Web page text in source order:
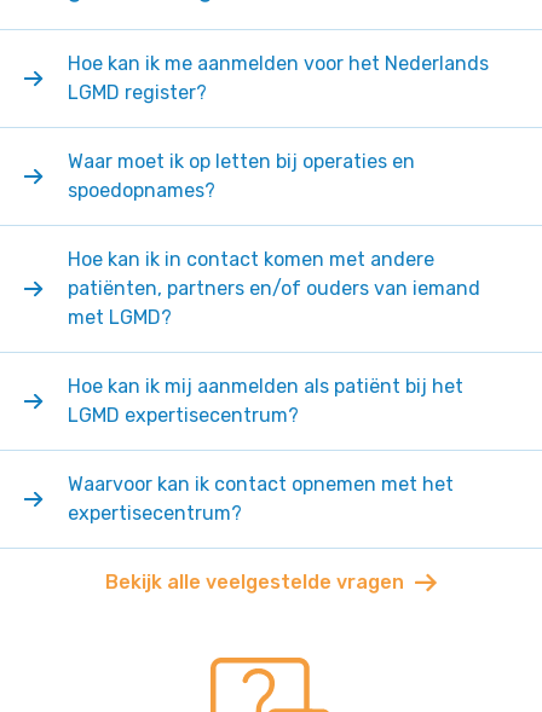
Hoe kan ik me aanmelden voor het Nederlands
LGMD register?
Waar moet ik op letten bij operaties en
spoedopnames?
Hoe kan ik in contact komen met andere
patiënten, partners en/of ouders van iemand
met LGMD?
Hoe kan ik mij aanmelden als patiënt bij het
LGMD expertisecentrum?
Waarvoor kan ik contact opnemen met het
expertisecentrum?
Bekijk alle veelgestelde vragen